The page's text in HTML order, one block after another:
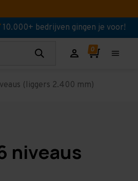
10.000+ bedrijven gingen je voor!
(liggers 2.400 mm)
niveaus